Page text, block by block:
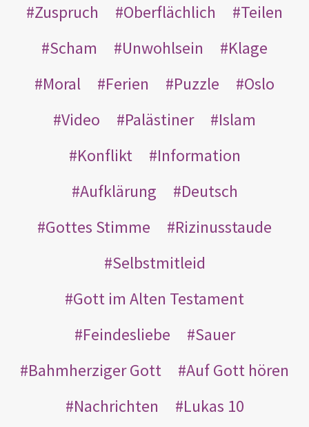
Zuspruch
Oberflächlich
Teilen
Scham
Unwohlsein
Klage
Moral
Ferien Puzzle
Oslo
Video
Palästiner
Islam
Konflikt
Information
Aufklärung
Deutsch
Gottes Stimme
Rizinusstaude
Selbstmitleid
Gott im Alten Testament
Feindesliebe
Sauer
Bahmherziger Gott
Auf Gott hören
Nachrichten
Lukas 10